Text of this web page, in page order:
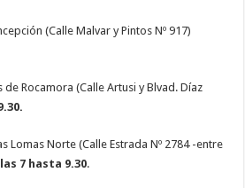
(Calle Malvar y Pintos Nº 917)
Rocamora (Calle Artusi y Blvad. Díaz
Lomas Norte (Calle Estrada Nº 2784 -entre
las 7 hasta 9.30.